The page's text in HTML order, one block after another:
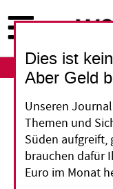
zum
Inhalt
Fünf Fragen
„Wir
Dies ist
Aber Geld
Unseren
Themen und
Süden aufgreift,
brauchen dafür
Euro im Monat